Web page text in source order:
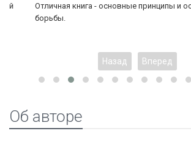
Отличная книга - основные принципы и
борьбы.
Назад Вперед
Об авторе